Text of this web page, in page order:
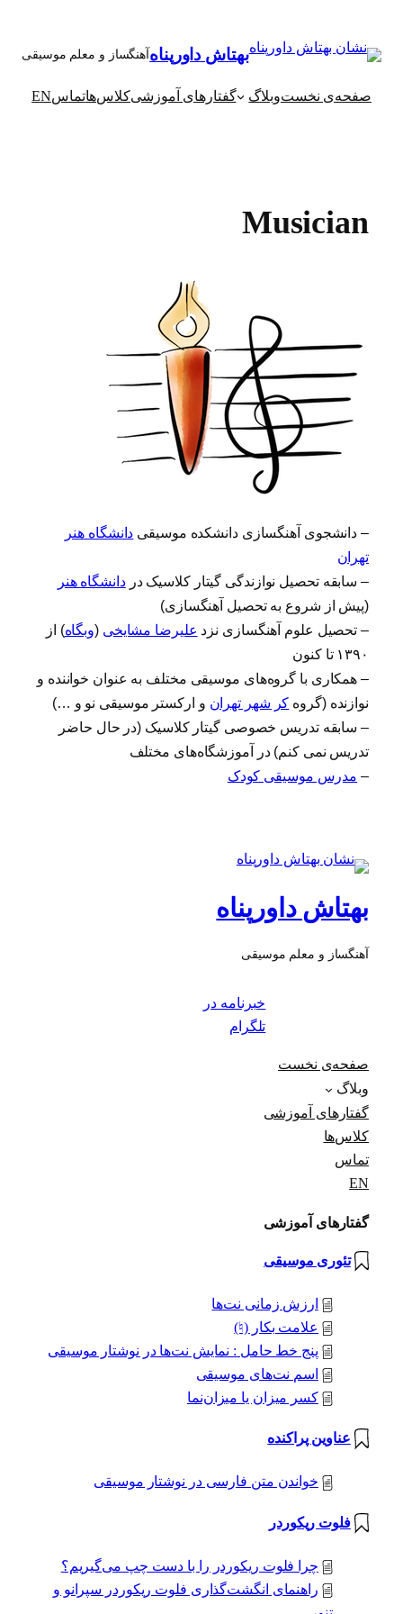
محتوا
بهتاش داورپناه آهنگساز و معلم موسیقی
صفحه‌ی نخستوبلاگ گفتارهای آموزشیکلاس‌هاتماسEN
Musician
– دانشجوی آهنگسازی دانشکده موسیقی دانشگاه هنر
تهران
– سابقه تحصیل نوازندگی گیتار کلاسیک دردانشگاه هنر
(پیش از شروع به تحصیل آهنگسازی)
– تحصیل علوم آهنگسازی نزد علیرضا مشایخی (وبگاه) از
۱۳۹۰ تا کنون
– همکاری با گروه‌های موسیقی مختلف به عنوان خواننده و
نوازنده (گروه کر شهر تهران و ارکستر موسیقی نو و …)
– سابقه تدریس خصوصی گیتار کلاسیک (در حال حاضر
تدریس نمی کنم) در آموزشگاه‌های مختلف
– مدرس موسیقی کودک
بهتاش داورپناه
آهنگساز و معلم موسیقی
خبرنامه در
تلگرام
صفحه‌ی نخست
وبلاگ
گفتارهای آموزشی
کلاس‌ها
تماس
EN
گفتارهای آموزشی
تئوری موسیقی
ارزش زمانی نت‌ها
علامت بکار (♮)
پنج خط حامل : نمایش نت‌ها در نوشتار موسیقی
اسم نت‌های موسیقی
کسر میزان یا میزان‌نما
عناوین پراکنده
خواندن متن فارسی در نوشتار موسیقی
فلوت ریکوردر
چرا فلوت ریکوردر را با دست چپ می‌گیریم؟
راهنمای انگشت‌گذاری فلوت ریکوردر سپرانو و